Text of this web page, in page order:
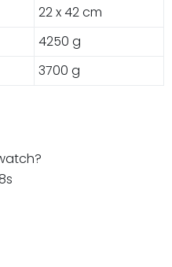
22 x 42 cm
4250 g
3700 g